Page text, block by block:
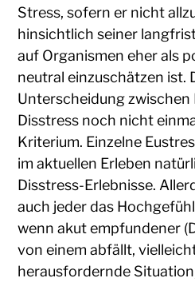
Stress, sofern er nicht
hinsichtlich seiner
auf Organismen eher als
neutral einzuschätzen ist.
Unterscheidung zwischen
Disstress noch nicht
Kriterium. Einzelne
im aktuellen Erleben
Disstress-Erlebnisse.
auch jeder das
wenn akut empfundener
von einem abfällt,
herausfordernde